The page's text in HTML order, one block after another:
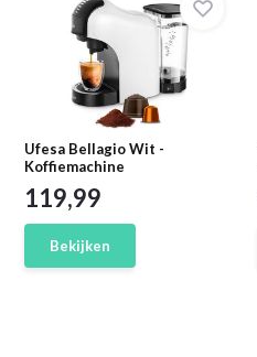
Ufesa Bellagio Wit -
Koffiemachine
119,99
Bekijken